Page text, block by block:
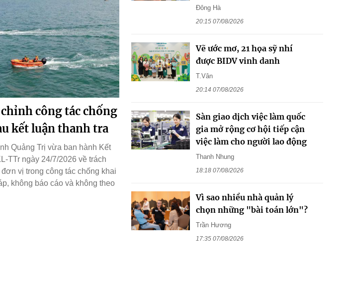
công tác chống
kết luận thanh tra
Quảng Trị vừa ban hành Kết
TTr ngày 24/7/2026 về trách
vị trong công tác chống khai
không báo cáo và không theo
Đông Hà
20:15 07/08/2026
Vẽ ước mơ, 21 họa sỹ nhí
được BIDV vinh danh
T.Vân
20:14 07/08/2026
Sàn giao dịch việc làm quốc
gia mở rộng cơ hội tiếp cận
việc làm cho người lao động
Thanh Nhung
18:18 07/08/2026
Vì sao nhiều nhà quản lý
chọn những "bài toán lớn"?
Trần Hương
17:35 07/08/2026